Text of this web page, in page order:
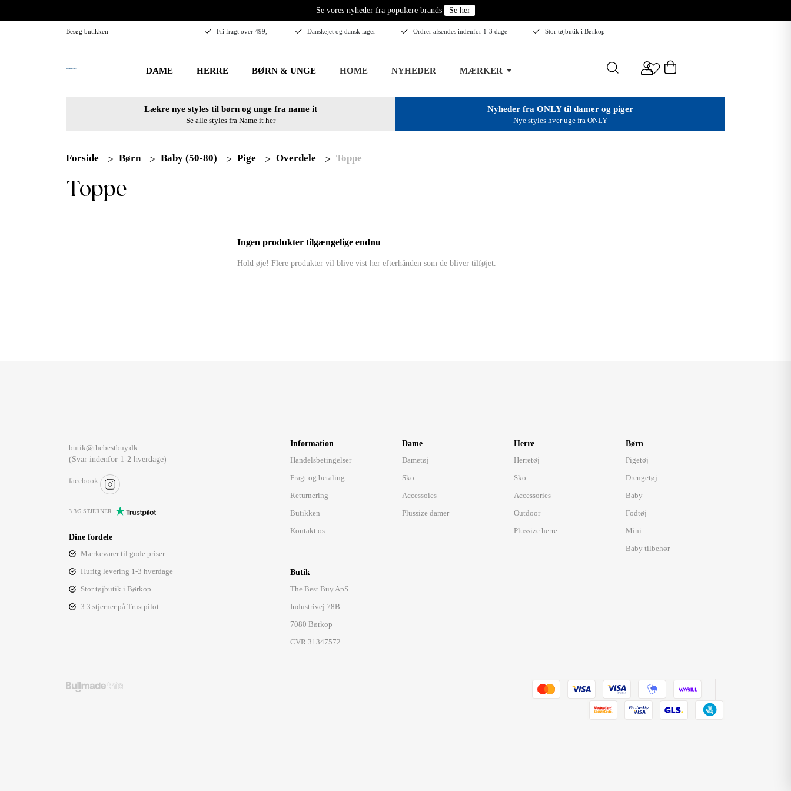
Se vores nyheder fra populære brands Se her
Besøg butikken Fri fragt over 499,- Danskejet og dansk lager Ordrer afsendes indenfor 1-3 dage Stor tøjbutik i Børkop
DAME HERRE BØRN & UNGE HOME NYHEDER MÆRKER
Lækre nye styles til børn og unge fra name it
Se alle styles fra Name it her
Nyheder fra ONLY til damer og piger
Nye styles hver uge fra ONLY
Forside Børn Baby (50-80) Pige Overdele Toppe
Toppe
Ingen produkter tilgængelige endnu
Hold øje! Flere produkter vil blive vist her efterhånden som de bliver tilføjet.
butik@thebestbuy.dk
(Svar indenfor 1-2 hverdage)
facebook
3.3/5 STJERNER
Dine fordele
Mærkevarer til gode priser
Huritg levering 1-3 hverdage
Stor tøjbutik i Børkop
3.3 stjerner på Trustpilot
Information
Handelsbetingelser
Fragt og betaling
Returnering
Butikken
Kontakt os
Butik
The Best Buy ApS
Industrivej 78B
7080 Børkop
CVR 31347572
Dame
Dametøj
Sko
Accessoies
Plussize damer
Herre
Herretøj
Sko
Accessories
Outdoor
Plussize herre
Børn
Pigetøj
Drengetøj
Baby
Fodtøj
Mini
Baby tilbehør